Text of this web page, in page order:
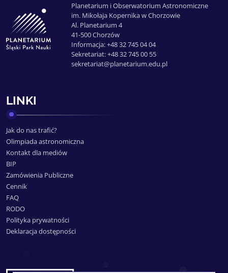
Planetarium i Obserwatorium Astronomiczne
im. Mikołaja Kopernika w Chorzowie
Al. Planetarium 4
41-500 Chorzów
Informacja: +48 32 745 04 04
Sekretariat: +48 32 745 00 55
sekretariat@planetarium.edu.pl
LINKI
Jak do nas trafić?
Olimpiada astronomiczna
Kontakt dla mediów
BIP
Zamówienia Publiczne
Cennik
FAQ
RODO
Polityka prywatności
Deklaracja dostępności